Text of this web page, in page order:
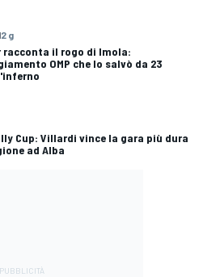
2 g
racconta il rogo di Imola:
OMP che lo salvò da 23
Cup: Villardi vince la gara più dura
ad Alba